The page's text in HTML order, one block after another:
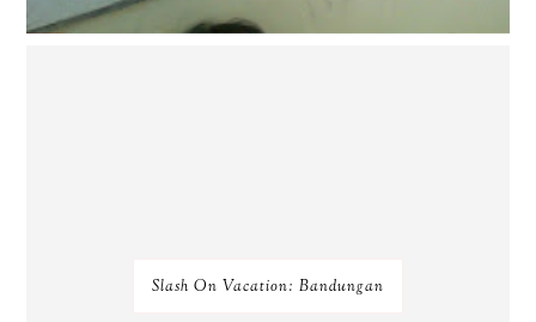
Slash On Vacation: Bandungan